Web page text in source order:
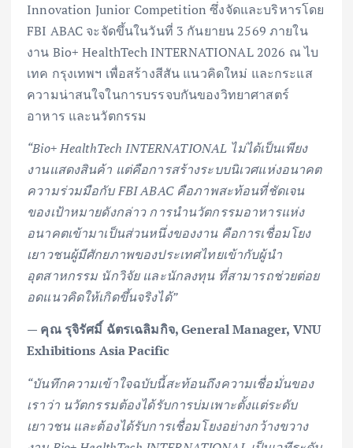
Innovation Junior Competition ซึ่งจัดและบริหารโดย
FBI ABAC จะจัดขึ้นในวันที่ 3 กันยายน 2569 ภายใน
งาน Bio+ HealthTech INTERNATIONAL 2026 ณ ไบ
เทค กรุงเทพฯ เพื่อสร้างสีสัน แนวคิดใหม่ และกระแส
ความน่าสนใจในการบรรจบกันของวิทยาศาสตร์
อาหาร และนวัตกรรม
“Bio+ HealthTech INTERNATIONAL ไม่ได้เป็นเพียง
งานแสดงสินค้า แต่คือการสร้างระบบนิเวศแห่งอนาคต
ความร่วมมือกับ FBI ABAC คือภาพสะท้อนที่ชัดเจน
ของเป้าหมายดังกล่าว การนำนวัตกรรมอาหารแห่ง
อนาคตเข้ามาเป็นส่วนหนึ่งของงาน คือการเชื่อมโยง
เยาวชนผู้มีศักยภาพของประเทศไทยเข้ากับผู้นำ
อุตสาหกรรม นักวิจัย และนักลงทุน ที่สามารถช่วยต่อย
อดแนวคิดให้เกิดขึ้นจริงได้”
— คุณ รุจิรัศมิ์ ฉัตรเฉลิมกิจ, General Manager, VNU
Exhibitions Asia Pacific
“บันทึกความเข้าใจฉบับนี้สะท้อนถึงความเชื่อมั่นของ
เราว่า นวัตกรรมต้องได้รับการบ่มเพาะตั้งแต่ระดับ
เยาวชน และต้องได้รับการเชื่อมโยงอย่างกว้างขวาง